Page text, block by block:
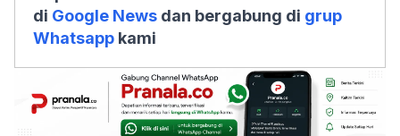
di Google News dan bergabung di grup
Whatsapp kami